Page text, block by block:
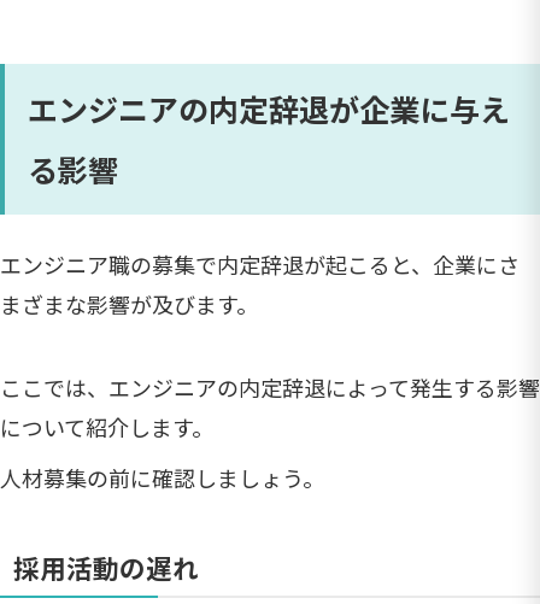
エンジニアの内定辞退が企業に与え
る影響
エンジニア職の募集で内定辞退が起こると、企業にさ
まざまな影響が及びます。
ここでは、エンジニアの内定辞退によって発生する影響
について紹介します。
人材募集の前に確認しましょう。
採用活動の遅れ